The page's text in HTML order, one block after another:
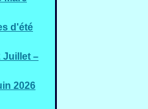
d'été
Juillet –
2026